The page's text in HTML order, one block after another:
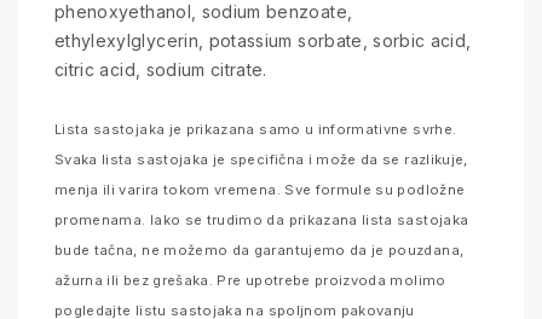
phenoxyethanol, sodium benzoate,
ethylexylglycerin, potassium sorbate, sorbic acid,
citric acid, sodium citrate.
Lista sastojaka je prikazana samo u informativne svrhe.
Svaka lista sastojaka je specifična i može da se razlikuje,
menja ili varira tokom vremena. Sve formule su podložne
promenama. Iako se trudimo da prikazana lista sastojaka
bude tačna, ne možemo da garantujemo da je pouzdana,
ažurna ili bez grešaka. Pre upotrebe proizvoda molimo
pogledajte listu sastojaka na spoljnom pakovanju